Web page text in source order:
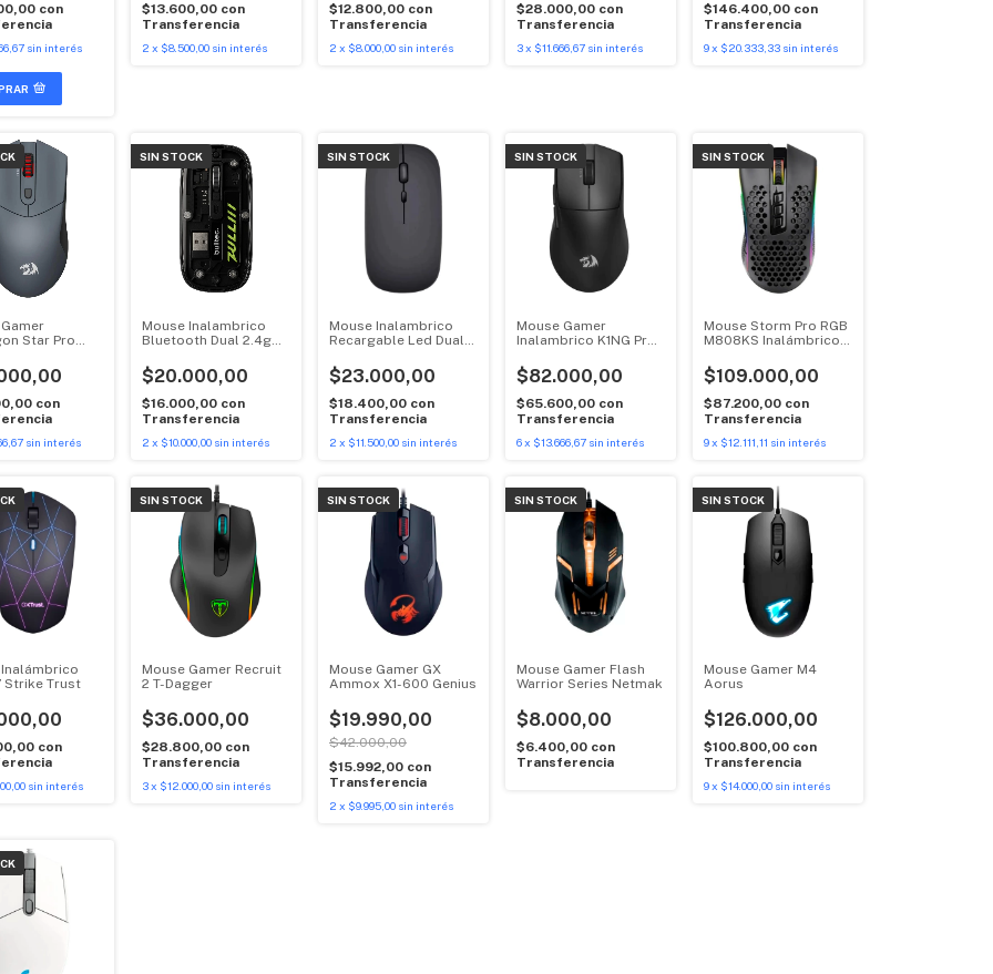
con
sin interés
$13.600,00 con
Transferencia
2 x $8.500,00 sin interés
$12.800,00 con
Transferencia
2 x $8.000,00 sin interés
$28.000,00 con
Transferencia
3x $11.666,67 sin interés
$146.400,00 con
Transferencia
9x $20.333,33 sin interés
Star Pro
con
sin interés
SIN STOCK
Mouse Inalambrico
Bluetooth Dual 2.4g
Bulltec
$20.000,00
$16.000,00 con
Transferencia
2 x $10.000,00 sin interés
SIN STOCK
Mouse Inalambrico
Recargable Led Dual
Receptor Usb Portatil
$23.000,00
$18.400,00 con
Transferencia
2 x $11.500,00 sin interés
SIN STOCK
Mouse Gamer
Inalambrico K1NG Pro
$82.000,00
$65.600,00 con
Transferencia
6x $13.666,67 sin interés
SIN STOCK
Mouse Storm Pro RGB
M808KS Inalámbrico
$109.000,00
$87.200,00 con
Transferencia
9x $12.111,11 sin interés
Strike Trust
con
sin interés
SIN STOCK
Mouse Gamer Recruit
2 T-Dagger
$36.000,00
$28.800,00 con
Transferencia
3x $12.000,00 sin interés
SIN STOCK
Mouse Gamer GX
Ammox X1-600 Genius
$19.990,00
$42.000,00
$15.992,00 con
Transferencia
2 x $9.995,00 sin interés
SIN STOCK
Mouse Gamer Flash
Warrior Series Netmak
$8.000,00
$6.400,00 con
Transferencia
SIN STOCK
Mouse Gamer M4
Aorus
$126.000,00
$100.800,00 con
Transferencia
9x $14.000,00 sin interés